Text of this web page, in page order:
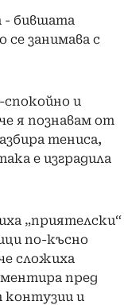
- бившата
занимава с
спокойно и
я познавам от
тениса,
е изградила
„приятелски“
по-късно
сложиха
пред
контузии и